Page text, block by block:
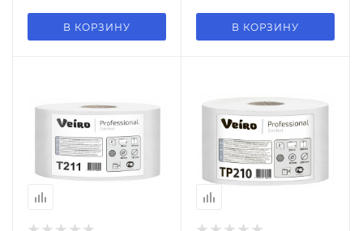
В КОРЗИНУ В КОРЗИНУ